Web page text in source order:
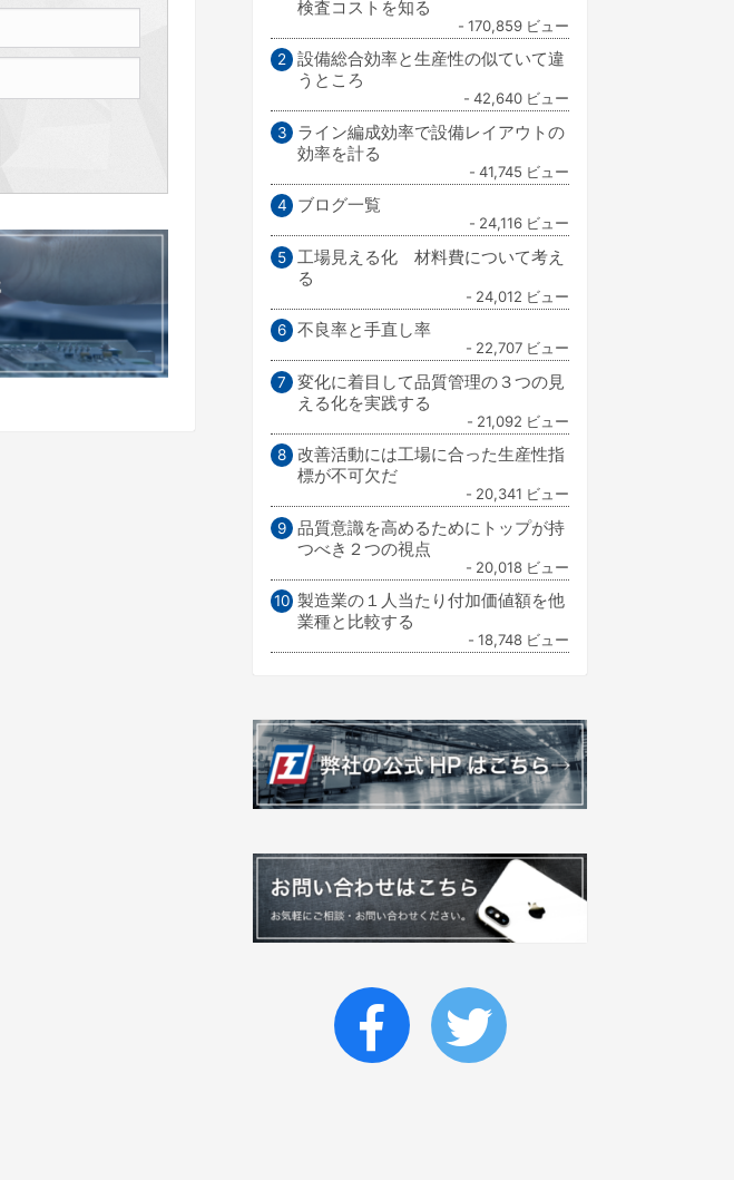
検査コストを知る
- 170,859 ビュー
設備総合効率と生産性の似ていて違
うところ
- 42,640 ビュー
ライン編成効率で設備レイアウトの
効率を計る
- 41,745 ビュー
ブログ一覧
- 24,116 ビュー
工場見える化 材料費について考え
る
- 24,012 ビュー
不良率と手直し率
- 22,707 ビュー
変化に着目して品質管理の３つの見
える化を実践する
- 21,092 ビュー
改善活動には工場に合った生産性指
標が不可欠だ
- 20,341 ビュー
品質意識を高めるためにトップが持
つべき２つの視点
- 20,018 ビュー
製造業の１人当たり付加価値額を他
業種と比較する
- 18,748 ビュー